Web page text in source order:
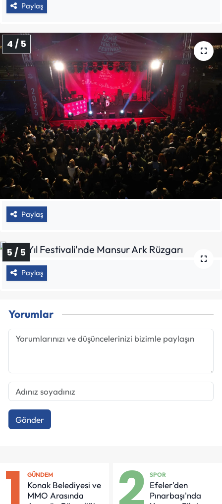
Paylaş
4 / 5
Paylaş
5 / 5
Paylaş
Yorumlar
Gönder
1 GÜNDEM
Konak Belediyesi ve
MMO Arasında
2 SPOR
Efeler'den
Pınarbaşı'nda